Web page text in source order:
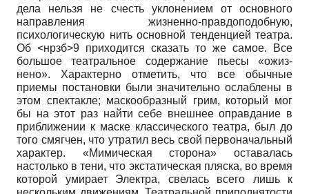
дела нельзя не счесть уклонением от основного
направления жизненно-правдоподобную,
психологическую нить основной тенденцией театра.
Об <нрзб>9 приходится сказать то же самое. Все
большое театральное содержание пьесы «ожиз-
нено». Характерно отметить, что все обычные
приемы постановки были значительно ослаблены в
этом спектакле; маскообразный грим, который мог
бы на этот раз найти себе внешнее оправдание в
приближении к маске классического театра, был до
того смягчен, что утратил весь свой первоначальный
характер. «Мимическая сторона» оставалась
настолько в тени, что экстатическая пляска, во время
которой умирает Электра, свелась всего лишь к